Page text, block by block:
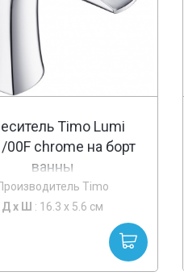
Timo Lumi
00F chrome на борт
ванны
Timo
Д х Ш : 16.3 x 5.6 см